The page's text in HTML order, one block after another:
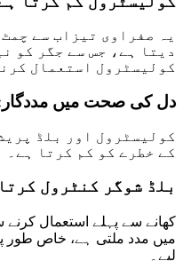
یہ صفراوی تیزاب سے
دیتا ہے، جس سے جگر کو
کولیسٹرول استعمال
دل کی صحت میں
کولیسٹرول اور بلڈ
کے خطرے کو کم کرتا ہے۔
بلڈ شوگر کنٹرول
کھانے سے پہلے استعمال
میں مدد ملتی ہے، خاص طور
لیے۔